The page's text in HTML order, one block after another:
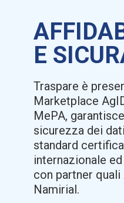
E
Traspare è
Marketplace
MePA,
sicurezza dei
standard
internazionale
con partner quali
Namirial.